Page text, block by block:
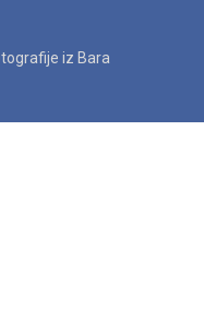
iz Bara